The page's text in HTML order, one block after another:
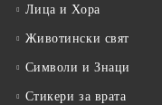
Лица и Хора
Животински свят
Символи и Знаци
Стикери за врата